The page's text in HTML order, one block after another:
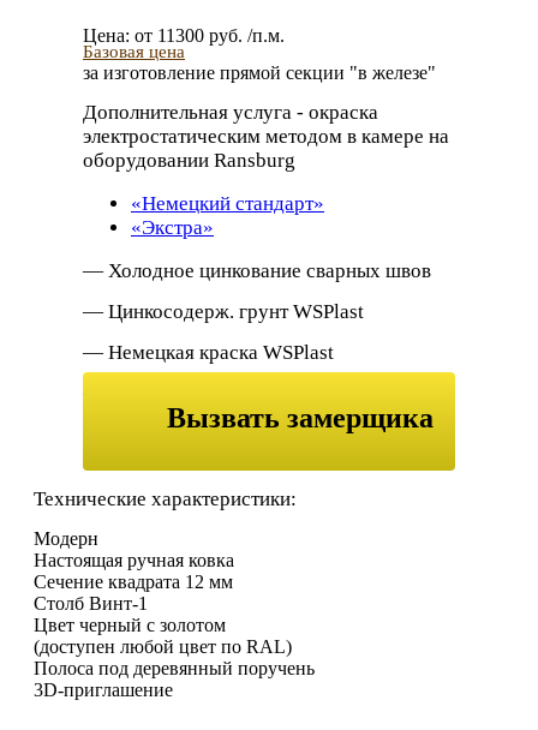
Цена: от 11300 руб. /п.м.
Базовая цена
за изготовление прямой секции "в железе"
Дополнительная услуга - окраска
электростатическим методом в камере на
оборудовании Ransburg
«Немецкий стандарт»
«Экстра»
— Холодное цинкование сварных швов
— Цинкосодерж. грунт WSPlast
— Немецкая краска WSPlast
Дополнительная антикоррозийная
— Дробеструйная обработка;
— Холодное цинкование.
Вызвать замерщика
Технические характеристики:
Модерн
Настоящая ручная ковка
Сечение квадрата 12 мм
Столб Винт-1
Цвет черный с золотом
(доступен любой цвет по RAL)
Полоса под деревянный поручень
3D-приглашение